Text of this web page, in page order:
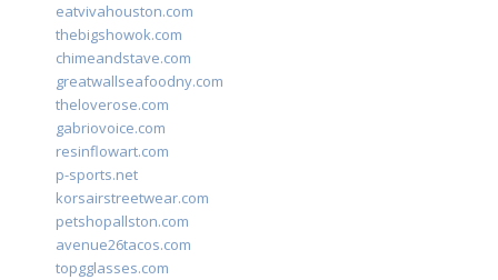
eatvivahouston.com
thebigshowok.com
chimeandstave.com
greatwallseafoodny.com
theloverose.com
gabriovoice.com
resinflowart.com
p-sports.net
korsairstreetwear.com
petshopallston.com
avenue26tacos.com
topgglasses.com